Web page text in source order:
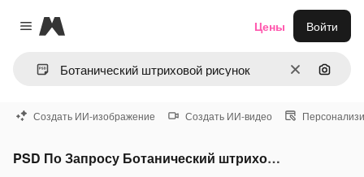
Close menu
Magnific
ОчиститьПоиск
Цены Войти
Создать ИИ-изображение Создать ИИ-видео
PSD По Запросу Ботанический штриховой рисунок